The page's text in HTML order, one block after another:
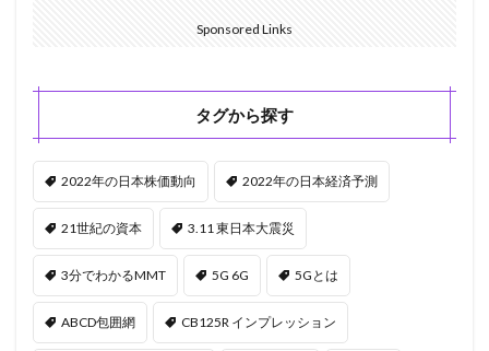
Sponsored Links
タグから探す
2022年の日本株価動向 2022年の日本経済予測
21世紀の資本 3.11 東日本大震災
3分でわかるMMT 5G 6G 5Gとは
ABCD包囲網 CB125R インプレッション